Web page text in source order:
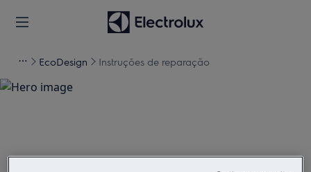
EcoDesign Instruções de reparação
Apoio a Instruções de